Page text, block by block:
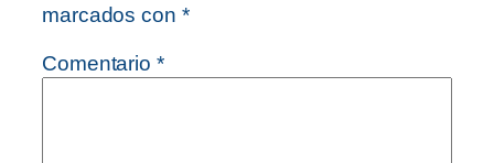
marcados con *
Comentario *